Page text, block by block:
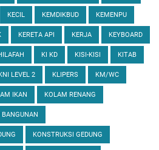
KECIL KEMDIKBUD KEMENPU
KERETA API KERJA KEYBOARD
KI KD KISI-KISI KITAB
LEVEL 2 KLIPERS KM/WC
IKAN KOLAM RENANG
BANGUNAN
KONSTRUKSI GEDUNG